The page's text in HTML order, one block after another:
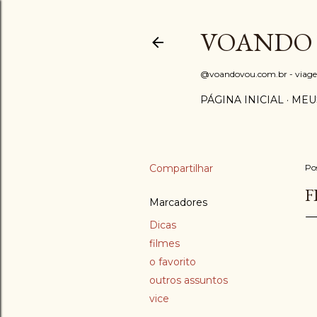
@voandovou.com.br -
PÁGINA INICIAL
Compartilhar
Marcadores
Dicas
filmes
o favorito
outros assuntos
vice